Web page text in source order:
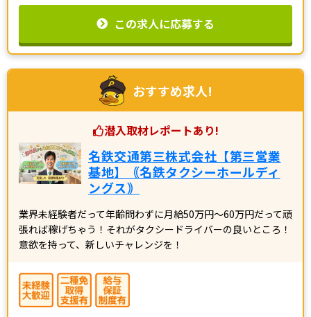
この求人に応募する
おすすめ求人!
潜入取材レポートあり!
名鉄交通第三株式会社【第三営業
基地】｟名鉄タクシーホールディ
ングス｠
業界未経験者だって年齢問わずに月給50万円～60万円だって頑
張れば稼げちゃう！それがタクシードライバーの良いところ！
意欲を持って、新しいチャレンジを！